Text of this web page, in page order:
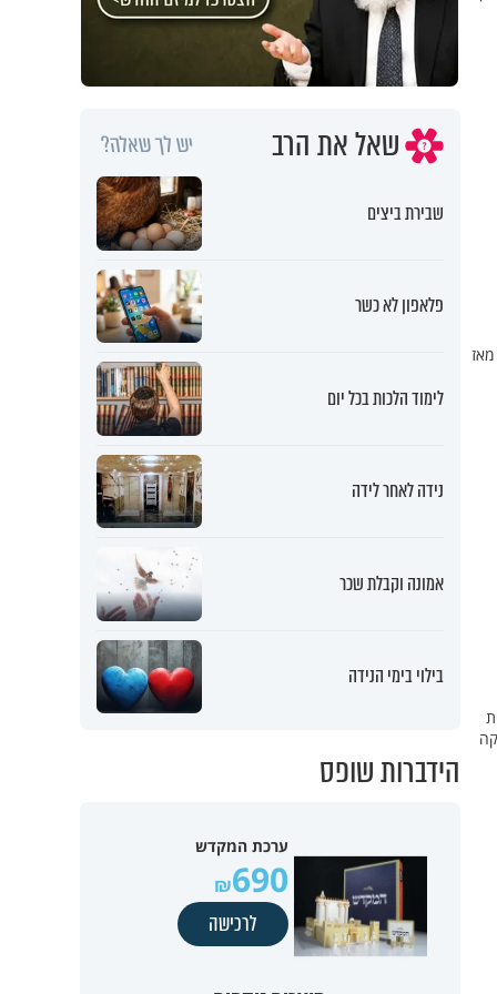
שאל את הרב יש לך שאלה?
שבירת ביצים
פלאפון לא כשר
לימוד הלכות בכל יום
נידה לאחר לידה
אמונה וקבלת שכר
בילוי בימי הנידה
הידברות שופס
ערכת המקדש
690
לרכישה